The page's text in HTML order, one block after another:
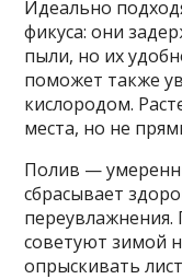
Идеально
фикуса: они
пыли, но их
поможет также
кислородом.
места, но не
Полив —
сбрасывает
советуют зимой
опрыскивать